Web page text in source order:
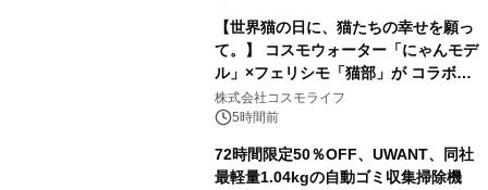
【世界猫の日に、猫たちの幸せを願っ
て。】 コスモウォーター「にゃんモデ
ル」×フェリシモ「猫部」が コラボキ
ャンペーンを実施
株式会社コスモライフ
5時間前
72時間限定50％OFF、UWANT、同社
最軽量1.04kgの自動ゴミ収集掃除機